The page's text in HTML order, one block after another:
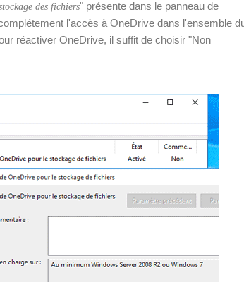
des fichiers" présente dans le panneau de
l'accès à OneDrive dans l'ensemble
réactiver OneDrive, il suffit de choisir "Non